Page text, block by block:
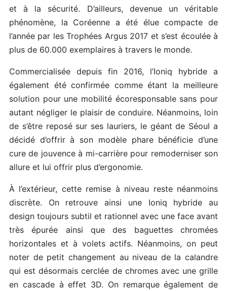
et à la sécurité. D’ailleurs, devenue un véritable
phénomène, la Coréenne a été élue compacte de
l’année par les Trophées Argus 2017 et s’est écoulée à
plus de 60.000 exemplaires à travers le monde.
Commercialisée depuis fin 2016, l’Ioniq hybride a
également été confirmée comme étant la meilleure
solution pour une mobilité écoresponsable sans pour
autant négliger le plaisir de conduire. Néanmoins, loin
de s’être reposé sur ses lauriers, le géant de Séoul a
décidé d’offrir à son modèle phare bénéficie d’une
cure de jouvence à mi-carrière pour remoderniser son
allure et lui offrir plus d’ergonomie.
À l’extérieur, cette remise à niveau reste néanmoins
discrète. On retrouve ainsi une Ioniq hybride au
design toujours subtil et rationnel avec une face avant
très épurée ainsi que des baguettes chromées
horizontales et à volets actifs. Néanmoins, on peut
noter de petit changement au niveau de la calandre
qui est désormais cerclée de chromes avec une grille
en cascade à effet 3D. On remarque également de